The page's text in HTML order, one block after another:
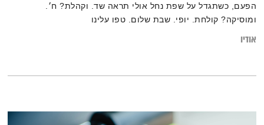
הפעם, כשתגדל על שפת נחל אולי תראה שד. וקהלת? ח׳.
ומוסיקה? קולחת. יופי. שבת שלום. טפו עלינו
אודיו